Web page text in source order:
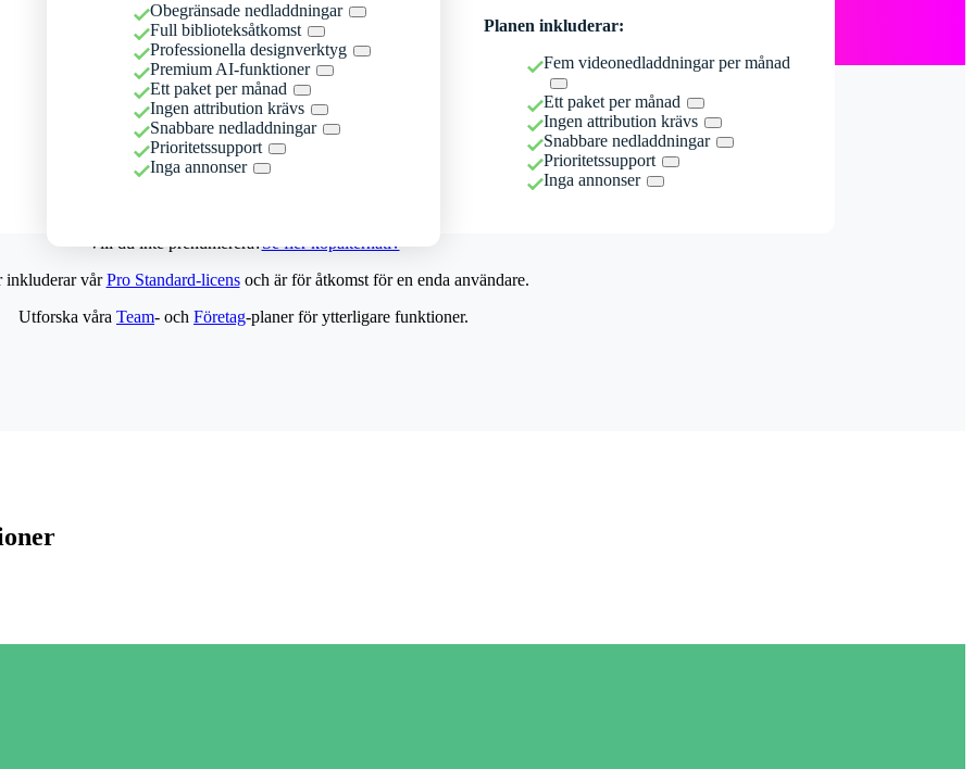
Obegränsade nedladdningar
Full biblioteksåtkomst
Professionella designverktyg
Premium AI-funktioner
Ett paket per månad
Ingen attribution krävs
Snabbare nedladdningar
Prioritetssupport
Inga annonser
Planen inkluderar:
Fem videonedladdningar per månad
Ett paket per månad
Ingen attribution krävs
Snabbare nedladdningar
Prioritetssupport
Inga annonser
Vill du inte prenumerera?Se fler köpalternativ
inkluderar vårPro Standard-licensoch är för åtkomst för en enda användare.
Utforska våra Team- och Företag-planer för ytterligare funktioner.